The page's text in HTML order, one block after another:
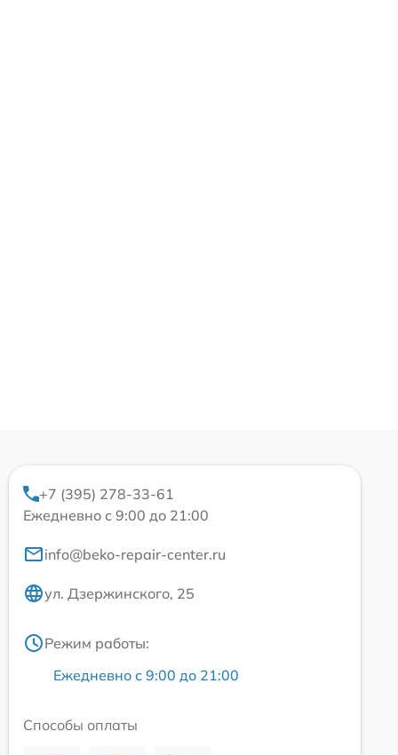
+7 (395) 278-33-61
Ежедневно с 9:00 до 21:00
info@beko-repair-center.ru
ул. Дзержинского, 25
Режим работы:
Ежедневно с 9:00 до 21:00
Способы оплаты